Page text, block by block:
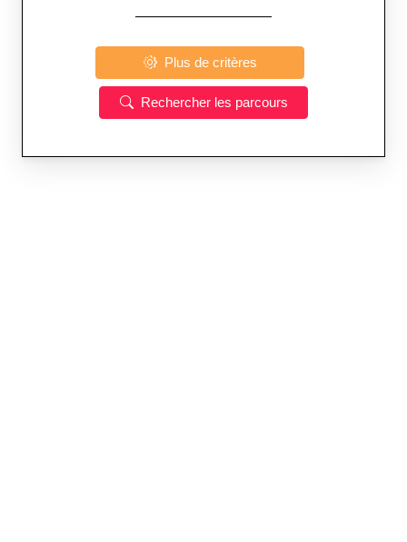
Plus de critères
Rechercher les parcours